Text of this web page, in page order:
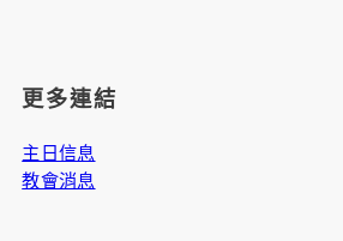
更多連結
主日信息
教會消息